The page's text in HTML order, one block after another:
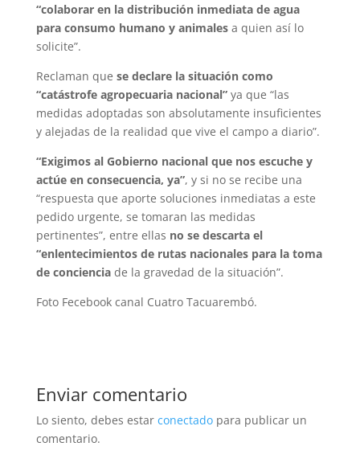
“colaborar en la distribución inmediata de agua
para consumo humano y animalesa quien así lo
solicite”.
Reclaman que se declare la situación como
“catástrofe agropecuaria nacional”ya que “las
medidas adoptadas son absolutamente insuficientes
y alejadas de la realidad que vive el campo a diario”.
“Exigimos al Gobierno nacional que nos escuche y
actúe en consecuencia, ya”, y si no se recibe una
“respuesta que aporte soluciones inmediatas a este
pedido urgente, se tomaran las medidas
pertinentes”, entre ellas no se descarta el
“enlentecimientos de rutas nacionales para la toma
de conciencia de la gravedad de la situación”.
Foto Fecebook canal Cuatro Tacuarembó.
Enviar comentario
Lo siento, debes estar conectadopara publicar un
comentario.